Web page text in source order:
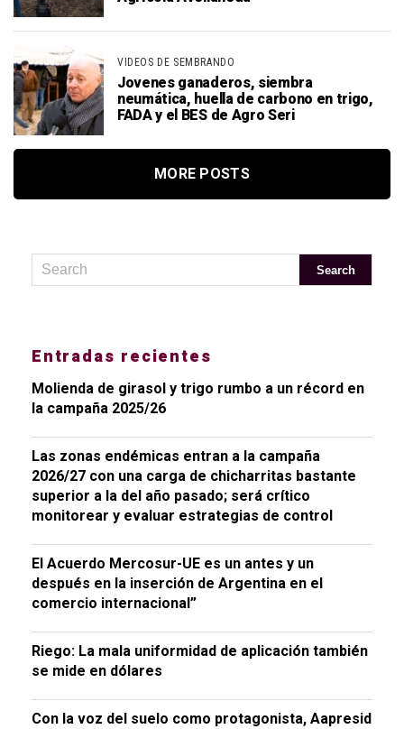
VIDEOS DE SEMBRANDO
Jovenes ganaderos, siembra
neumática, huella de carbono en trigo,
FADA y el BES de Agro Seri
MORE POSTS
Entradas recientes
Molienda de girasol y trigo rumbo a un récord en
la campaña 2025/26
Las zonas endémicas entran a la campaña
2026/27 con una carga de chicharritas bastante
superior a la del año pasado; será crítico
monitorear y evaluar estrategias de control
El Acuerdo Mercosur-UE es un antes y un
después en la inserción de Argentina en el
comercio internacional”
Riego: La mala uniformidad de aplicación también
se mide en dólares
Con la voz del suelo como protagonista, Aapresid